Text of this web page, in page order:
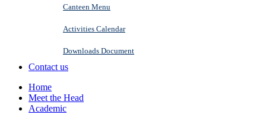
Canteen Menu
Activities Calendar
Downloads Document
Contact us
Home
Meet the Head
Academic